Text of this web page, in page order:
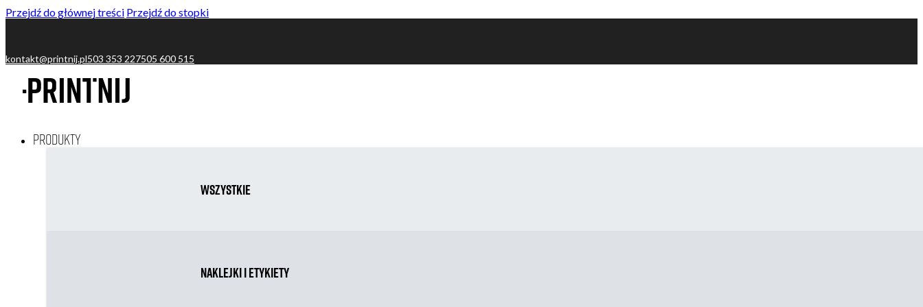
Przejdź do głównej treści Przejdź do stopki
kontakt@printnij.pl503 353 227505 600 515
Produkty
Wszystkie
Naklejki i etykiety